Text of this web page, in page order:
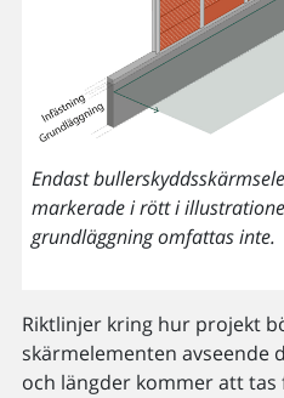
Endast
markerade i rött i
grundläggning omfattas inte.
Riktlinjer kring hur projekt
skärmelementen avseende
och längder kommer att tas